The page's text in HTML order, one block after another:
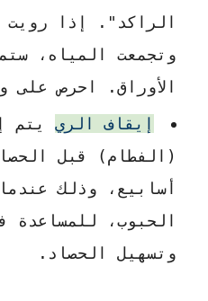
الراكد". إذا رويت
وتجمعت المياه،
الأوراق. احرص على
إيقاف الري يتم
أسابيع، وذلك
الحبوب، للمساعدة
وتسهيل الحصاد.